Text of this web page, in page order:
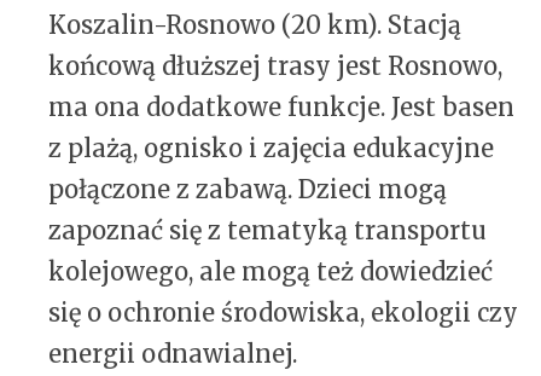
Koszalin-Rosnowo (20 km). Stacją
końcową dłuższej trasy jest Rosnowo,
ma ona dodatkowe funkcje. Jest basen
z plażą, ognisko i zajęcia edukacyjne
połączone z zabawą. Dzieci mogą
zapoznać się z tematyką transportu
kolejowego, ale mogą też dowiedzieć
się o ochronie środowiska, ekologii czy
energii odnawialnej.